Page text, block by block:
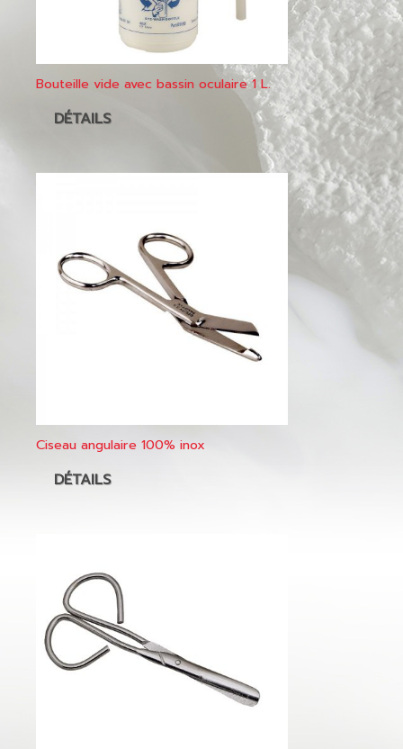
Bouteille vide avec bassin oculaire 1 L.
DÉTAILS
Ciseau angulaire 100% inox
DÉTAILS